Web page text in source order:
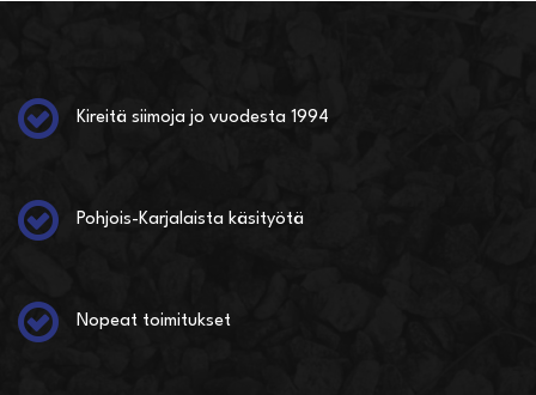
Kireitä siimoja jo vuodesta 1994
Pohjois-Karjalaista käsityötä
Nopeat toimitukset